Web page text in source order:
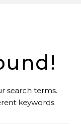
search terms.
keywords.